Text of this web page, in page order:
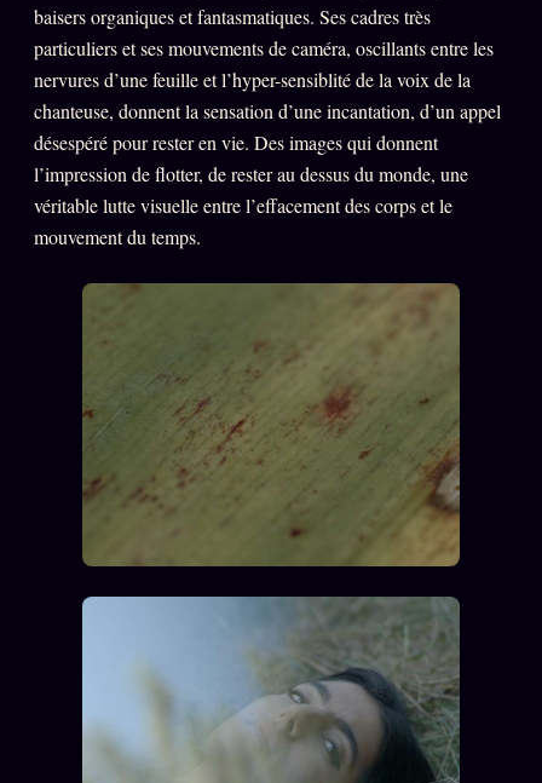
Oracle Analyse
Oracle Éclair
Oracle Couples
Oracle Famille
Oracle Sigil Sonore
Oracle Parfum
Oracle Anniversaire
Oracle Carte du Jour
Oracle Algorithme
Audit Social
LIVRES TRILOGIE + 2
KÉTAMINE2019
BRAQUAGE
Compte Suspendu 2024
Les Limites
baisers organiques et fantasmatiques. Ses cadres très
particuliers et ses mouvements de caméra, oscillants entre les
nervures d’une feuille et l’hyper-sensiblité de la voix de la
chanteuse, donnent la sensation d’une incantation, d’un appel
désespéré pour rester en vie. Des images qui donnent
l’impression de flotter, de rester au dessus du monde, une
véritable lutte visuelle entre l’effacement des corps et le
mouvement du temps.